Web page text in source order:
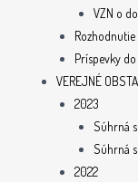
VZN o
Príspevky
VEREJNÉ
2023
Súhrná
Súhrná
2022